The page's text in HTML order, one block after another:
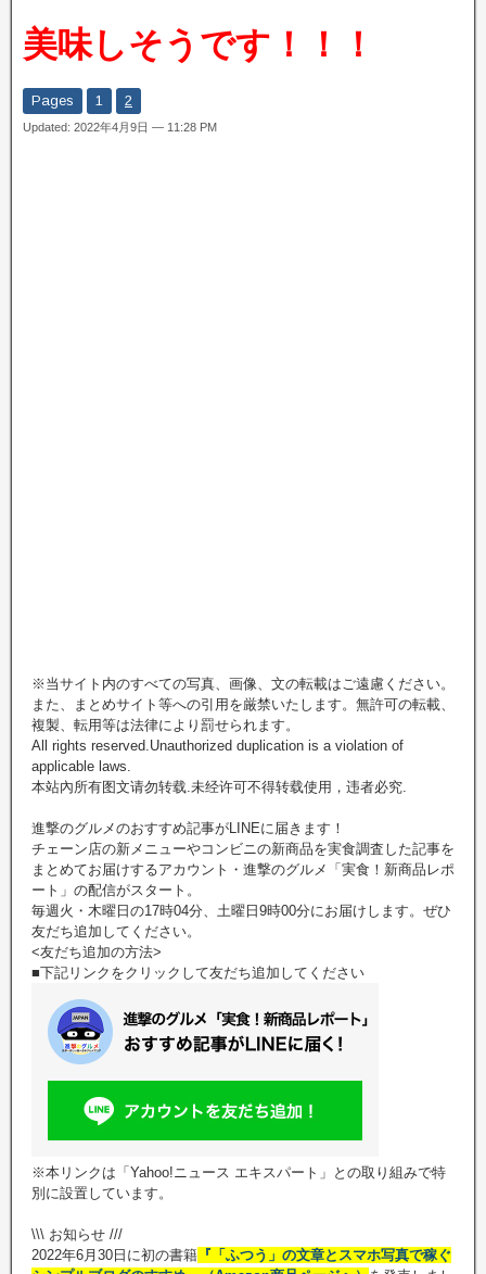
美味しそうです！！！
Pages 1 2
Updated: 2022年4月9日 — 11:28 PM
※当サイト内のすべての写真、画像、文の転載はご遠慮ください。
また、まとめサイト等への引用を厳禁いたします。無許可の転載、
複製、転用等は法律により罰せられます。
All rights reserved.Unauthorized duplication is a violation of
applicable laws.
本站內所有图文请勿转载.未经许可不得转载使用，违者必究.
進撃のグルメのおすすめ記事がLINEに届きます！
チェーン店の新メニューやコンビニの新商品を実食調査した記事を
まとめてお届けするアカウント・進撃のグルメ「実食！新商品レポ
ート」の配信がスタート。
毎週火・木曜日の17時04分、土曜日9時00分にお届けします。ぜひ
友だち追加してください。
<友だち追加の方法>
■下記リンクをクリックして友だち追加してください
※本リンクは「Yahoo!ニュース エキスパート」との取り組みで特
別に設置しています。
\\\ お知らせ ///
2022年6月30日に初の書籍 『「ふつう」の文章とスマホ写真で稼ぐ